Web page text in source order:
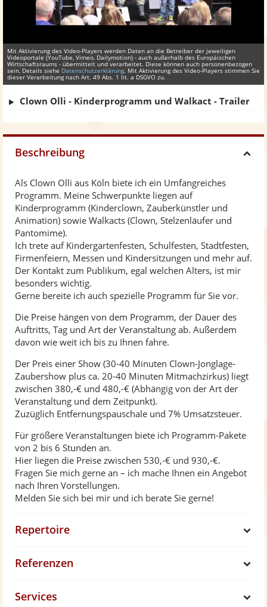
Mit Aktivierung des Video-Players werden Daten an die Betreiber der jeweiligen
Videoportale (YouTube, Vimeo, Dailymotion) - auch außerhalb des Europäischen
Wirtschaftsraums - übermittelt und verarbeitet. Diese können auch personenbezogen
sein, Details siehe Datenschutzerklärung. Mit Aktivierung des Video-Players stimmen Sie
dieser Verarbeitung nach Art. 49 Abs. 1 lit. a DSGVO zu.
Clown Olli - Kinderprogramm und Walkact - Trailer
Beschreibung
Als Clown Olli aus Köln biete ich ein Umfangreiches
Programm. Meine Schwerpunkte liegen auf
Kinderprogramm (Kinderclown, Zauberkünstler und
Animation) sowie Walkacts (Clown, Stelzenläufer und
Pantomime).
Ich trete auf Kindergartenfesten, Schulfesten, Stadtfesten,
Firmenfeiern, Messen und Kindersitzungen und mehr auf.
Der Kontakt zum Publikum, egal welchen Alters, ist mir
besonders wichtig.
Gerne bereite ich auch spezielle Programm für Sie vor.
Die Preise hängen von dem Programm, der Dauer des
Auftritts, Tag und Art der Veranstaltung ab. Außerdem
davon wie weit ich bis zu Ihnen fahre.
Der Preis einer Show (30-40 Minuten Clown-Jonglage-
Zaubershow plus ca. 20-40 Minuten Mitmachzirkus) liegt
zwischen 380,-€ und 480,-€ (Abhängig von der Art der
Veranstaltung und dem Zeitpunkt).
Zuzüglich Entfernungspauschale und 7% Umsatzsteuer.
Für größere Veranstaltungen biete ich Programm-Pakete
von 2 bis 6 Stunden an.
Hier liegen die Preise zwischen 530,-€ und 930,-€.
Fragen Sie mich gerne an – ich mache Ihnen ein Angebot
nach Ihren Vorstellungen.
Melden Sie sich bei mir und ich berate Sie gerne!
Repertoire
Referenzen
Services